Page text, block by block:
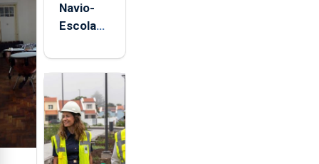
Navio-
Escola
está de
aos
Açores